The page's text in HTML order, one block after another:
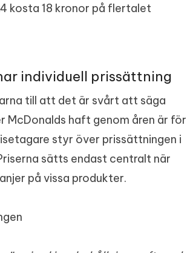
kosta 18 kronor på flertalet
individuell prissättning
till att det är svårt att säga
McDonalds haft genom åren är för
styr över prissättningen i
sätts endast centralt när
på vissa produkter.